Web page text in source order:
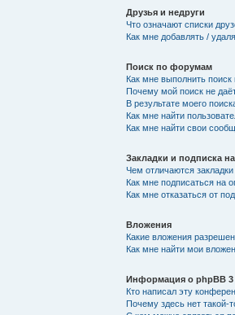
Друзья и недруги
Что означают списки
Как мне добавлять /
Поиск по форумам
Как мне выполнить
Почему мой поиск не
В результате моего
Как мне найти
Как мне найти свои
Закладки и подписка
Чем отличаются закладки
Как мне подписаться на
Как мне отказаться от
Вложения
Какие вложения
Как мне найти мои
Информация о phpBB 3
Кто написал эту
Почему здесь нет такой-